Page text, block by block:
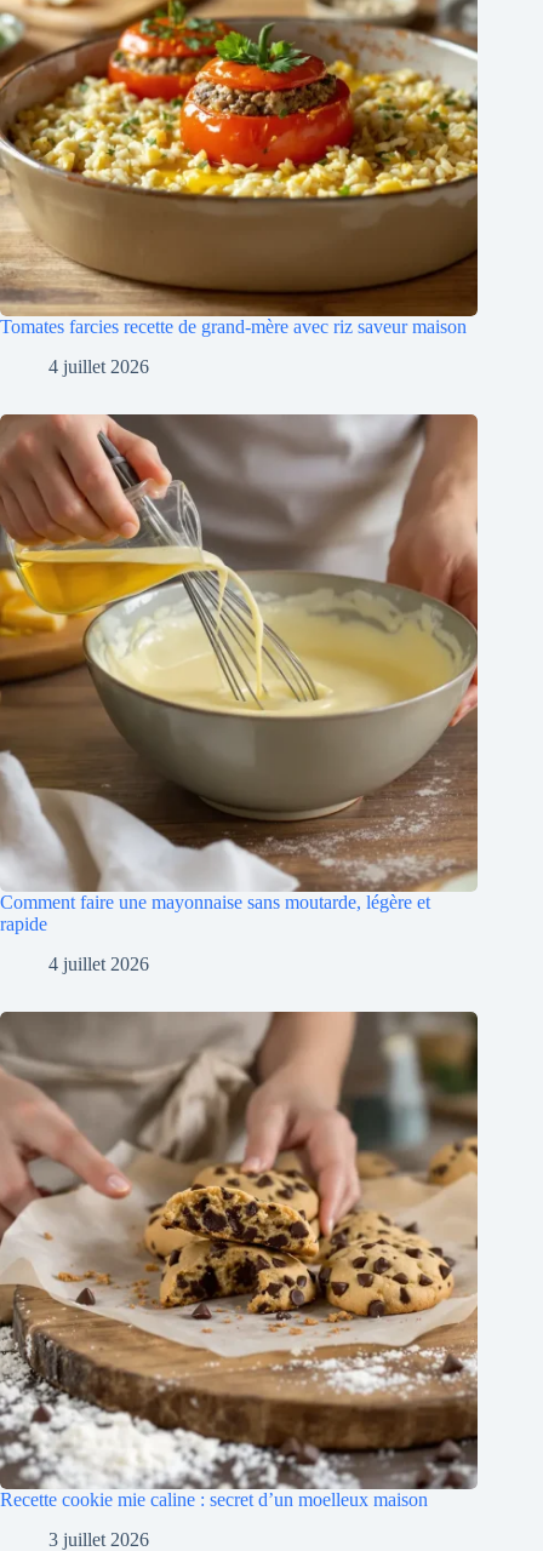
Tomates farcies recette de grand-mère avec riz saveur maison
4 juillet 2026
Comment faire une mayonnaise sans moutarde, légère et
rapide
4 juillet 2026
Recette cookie mie caline : secret d’un moelleux maison
3 juillet 2026